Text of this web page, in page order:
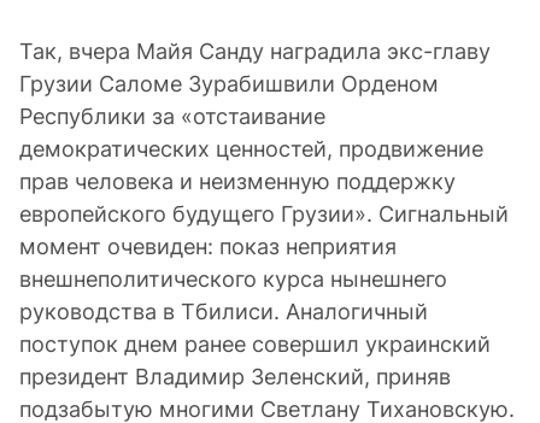
Так, вчера Майя Санду наградила экс-главу
Грузии Саломе Зурабишвили Орденом
Республики за «отстаивание
демократических ценностей, продвижение
прав человека и неизменную поддержку
европейского будущего Грузии». Сигнальный
момент очевиден: показ неприятия
внешнеполитического курса нынешнего
руководства в Тбилиси. Аналогичный
поступок днем ранее совершил украинский
президент Владимир Зеленский, приняв
подзабытую многими Светлану Тихановскую.